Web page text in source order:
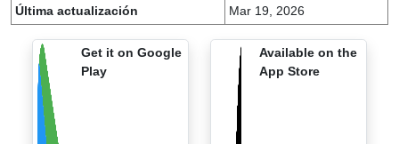
Última actualización
Mar 19, 2026
Get it on Google
Play
Available on the
App Store